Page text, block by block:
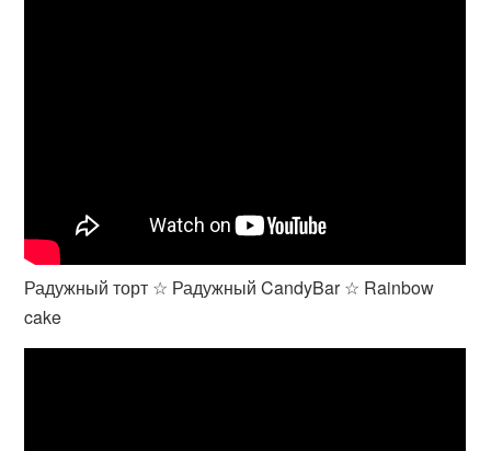
Радужный торт ☆ Радужный CandyBar ☆ Rainbow
cake